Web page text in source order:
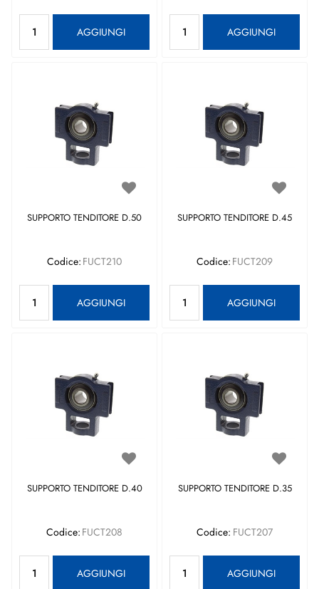
AGGIUNGI AGGIUNGI
SUPPORTO TENDITORE D.50
Codice: FUCT210
AGGIUNGI
SUPPORTO TENDITORE D.45
Codice: FUCT209
AGGIUNGI
SUPPORTO TENDITORE D.40
Codice: FUCT208
AGGIUNGI
SUPPORTO TENDITORE D.35
Codice: FUCT207
AGGIUNGI